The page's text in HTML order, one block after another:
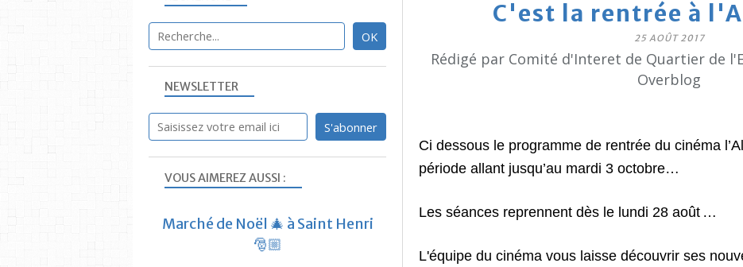
C'est la rentrée à
25 AOÛT 2017
Rédigé par Comité d'Interet de Quartier de
Overblog
Ci dessous le programme de rentrée du cinéma
période allant jusqu’au mardi 3 octobre…
Les séances reprennent dès le lundi 28 août …
L'équipe du cinéma vous laisse découvrir ses
NEWSLETTER
VOUS AIMEREZ AUSSI :
Marché de Noël 🎄 à Saint Henri
🎅🏼